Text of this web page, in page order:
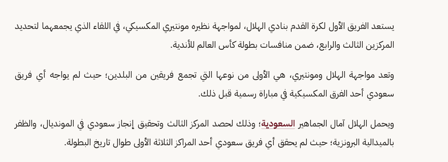
يستعد الفريق الأول لكرة القدم بنادي الهلال، لمواجهة نظيره مونتيري المكسيكي، في اللقاء الذي يجمعهما لتحديد
المركزين الثالث والرابع، ضمن منافسات بطولة كأس العالم للأندية.
وتعد مواجهة الهلال ومونتيري، هي الأولى من نوعها التي تجمع فريقين من البلدين؛ حيث لم يواجه أي فريق
سعودي أحد الفرق المكسيكية في مباراة رسمية قبل ذلك.
ويحمل الهلال آمال الجماهير السعودية؛ وذلك لحصد المركز الثالث وتحقيق إنجاز سعودي في المونديال، والظفر
بالميدالية البرونزية؛ حيث لم يحقق أي فريق سعودي أحد المراكز الثلاثة الأولى طوال تاريخ البطولة.